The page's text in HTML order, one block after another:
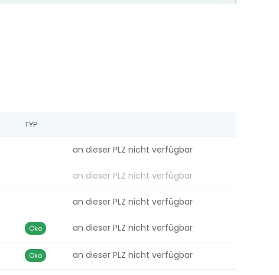
TYP
an dieser PLZ nicht verfügbar
an dieser PLZ nicht verfügbar
an dieser PLZ nicht verfügbar
Öko an dieser PLZ nicht verfügbar
Öko an dieser PLZ nicht verfügbar